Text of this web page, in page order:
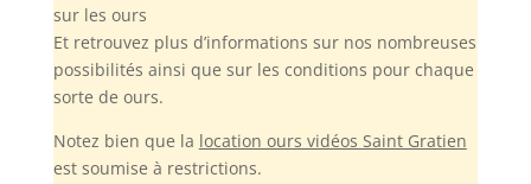
sur les ours
Et retrouvez plus d’informations sur nos nombreuses
possibilités ainsi que sur les conditions pour chaque
sorte de ours.
Notez bien que la location ours vidéos Saint Gratien
est soumise à restrictions.